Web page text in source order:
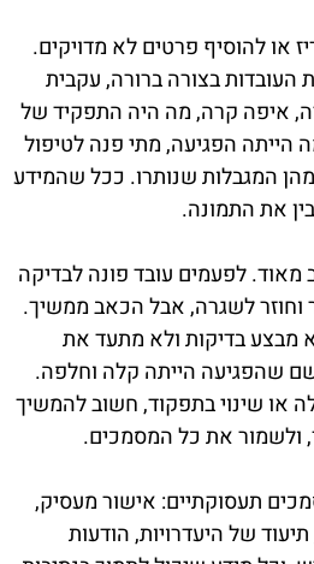
או להוסיף פרטים לא מדויקים.
בצורה ברורה, עקבית
איפה קרה, מה היה התפקיד של
הייתה הפגיעה, מתי פנה לטיפול
המגבלות שנותרו. ככל שהמידע
את התמונה.
לפעמים עובד פונה לבדיקה
וחוזר לשגרה, אבל הכאב ממשיך.
מבצע בדיקות ולא מתעד את
שהפגיעה הייתה קלה וחלפה.
או שינוי בתפקוד, חשוב להמשיך
ולשמור את כל המסמכים.
תעסוקתיים: אישור מעסיק,
של היעדרויות, הודעות